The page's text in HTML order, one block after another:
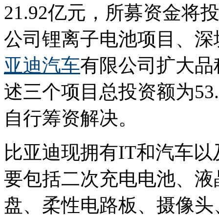
21.92亿元，所募资金将
公司锂离子电池项目、
亚迪汽车有限公司扩大
述三个项目总投资额为
自行筹资解决。
比亚迪现拥有IT和汽车
要包括二次充电电池、
盘、柔性电路板、摄像